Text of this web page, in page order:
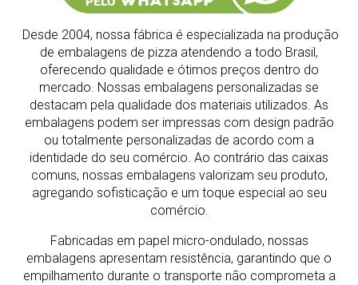
Desde 2004, nossa fábrica é especializada na produção
de embalagens de pizza atendendo a todo Brasil,
oferecendo qualidade e ótimos preços dentro do
mercado. Nossas embalagens personalizadas se
destacam pela qualidade dos materiais utilizados. As
embalagens podem ser impressas com design padrão
ou totalmente personalizadas de acordo com a
identidade do seu comércio. Ao contrário das caixas
comuns, nossas embalagens valorizam seu produto,
agregando sofisticação e um toque especial ao seu
comércio.
Fabricadas em papel micro-ondulado, nossas
embalagens apresentam resistência, garantindo que o
empilhamento durante o transporte não comprometa a